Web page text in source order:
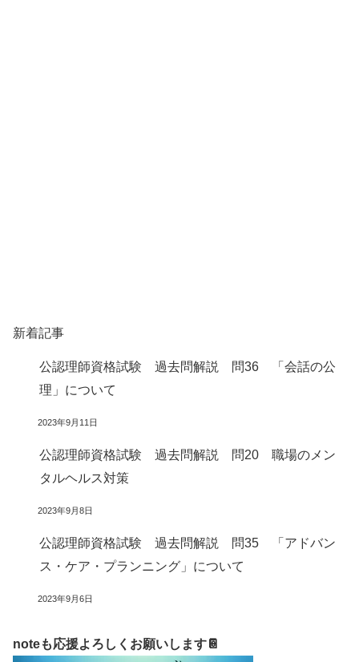
新着記事
公認理師資格試験 過去問解説 問36 「会話の公
理」について
2023年9月11日
公認理師資格試験 過去問解説 問20 職場のメン
タルヘルス対策
2023年9月8日
公認理師資格試験 過去問解説 問35 「アドバン
ス・ケア・プランニング」について
2023年9月6日
noteも応援よろしくお願いします📔